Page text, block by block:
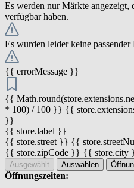
Es werden nur Märkte angezeigt,
verfügbar haben.
Es wurden leider keine
{{ errorMessage }}
{{
* 100) / 100 }} {{
}}
{{ store.label }}
{{ store.street }} {{
{{ store.zipCode }} {{ store.city
Ausgewählt Auswählen
Öffnungszeiten: